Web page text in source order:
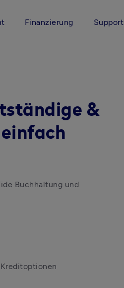
Finanzierung Support
&
Buchhaltung und